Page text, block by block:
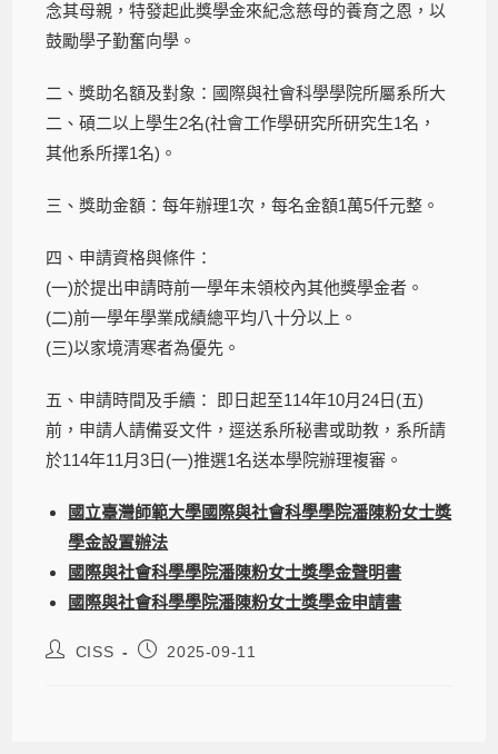
念其母親，特發起此獎學金來紀念慈母的養育之恩，以
鼓勵學子勤奮向學。
二、獎助名額及對象：國際與社會科學學院所屬系所大
二、碩二以上學生2名(社會工作學研究所研究生1名，
其他系所擇1名)。
三、獎助金額：每年辦理1次，每名金額1萬5仟元整。
四、申請資格與條件：
(一)於提出申請時前一學年未領校內其他獎學金者。
(二)前一學年學業成績總平均八十分以上。
(三)以家境清寒者為優先。
五、申請時間及手續： 即日起至114年10月24日(五)
前，申請人請備妥文件，逕送系所秘書或助教，系所請
於114年11月3日(一)推選1名送本學院辦理複審。
國立臺灣師範大學國際與社會科學學院潘陳粉女士獎
學金設置辦法
國際與社會科學學院潘陳粉女士獎學金聲明書
國際與社會科學學院潘陳粉女士獎學金申請書
CISS 2025-09-11